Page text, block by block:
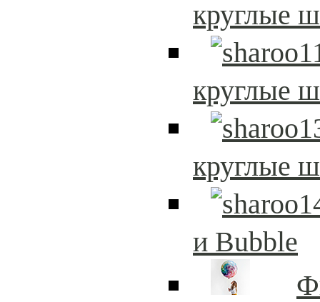
круглые
круглые
круглые
и Bubble